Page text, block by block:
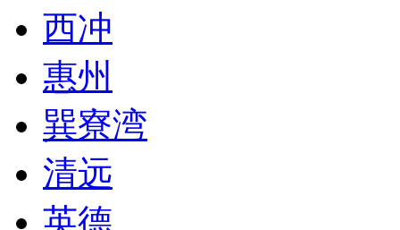
西冲
惠州
巽寮湾
清远
英德